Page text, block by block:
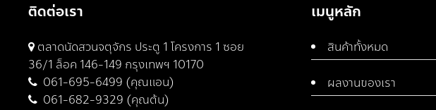
ติดต่อเรา
ตลาดนัดสวนจตุจักร ประตู 1 โครงการ 1 ซอย
36/1 ล็อค 146-149 กรุงเทพฯ 10170
061-695-6499 (คุณแอน)
061-682-9329 (คุณต้น)
เมนูหลัก
สินค้าทั้งหมด
ผลงานของเรา